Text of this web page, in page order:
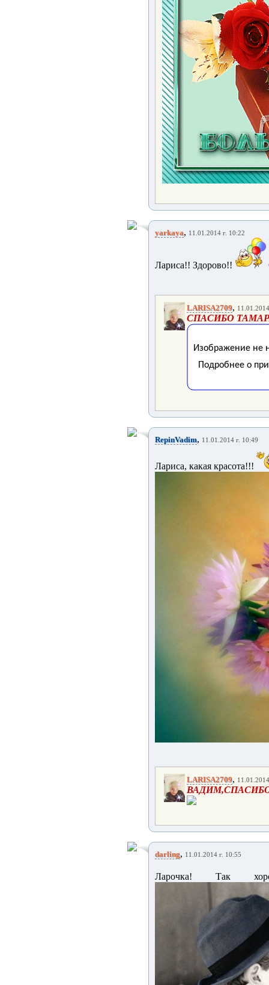
yarkaya, 11.01.2014 г. 10:22
Лариса!! Здорово!!
LARISA2709,
СПАСИБО
RepinVadim, 11.01.2014 г. 10:49
Лариса, какая красота!!!
LARISA2709,
darling, 11.01.2014 г. 10:55
Ларочка! Так